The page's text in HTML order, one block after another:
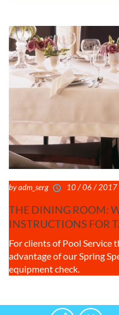
by adm_serg 10 / 06 / 2017
THE DINING ROOM:
INSTRUCTIONS FOR
For clients of Pool Service
advantage of our Spring
equipment check.